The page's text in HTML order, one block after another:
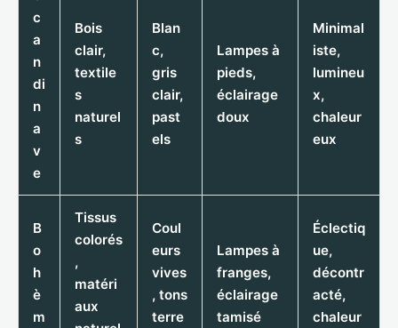
c
a
n
di
n
a
v
e
Bois
clair,
textile
s
naturel
s
Blan
c,
gris
clair,
past
els
Lampes à
pieds,
éclairage
doux
Minimal
iste,
lumineu
x,
chaleur
eux
B
o
h
è
m
Tissus
colorés
,
matéri
aux
Coul
eurs
vives
, tons
terre
Lampes à
franges,
éclairage
tamisé
Éclectiq
ue,
décontr
acté,
chaleur